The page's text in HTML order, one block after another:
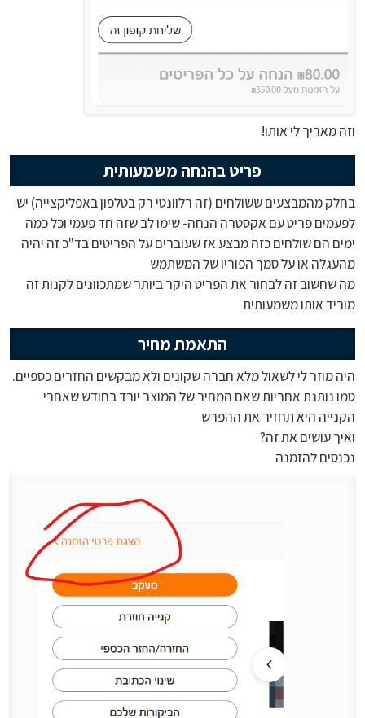
וזה מאריך לי אותו!
פריט בהנחה משמעותית
בחלק מהמבצעים ששולחים (זה רלוונטי רק בטלפון באפליקצייה) יש
לפעמים פריט עם אקסטרה הנחה- שימו לב שזה חד פעמי וכל כמה
ימים הם שולחים כזה מבצע אז שעוברים על הפריטים בד"כ זה יהיה
מהעגלה או על סמך הפוריו של המשתמש
מה שחשוב זה לבחור את הפריט היקר ביותר שמתכוונים לקנות זה
מוריד אותו משמעותית
התאמת מחיר
היה מוזר לי לשאול מלא חברה שקונים ולא מבקשים החזרים כספיים.
טמו נותנת אחריות שאם המחיר של המוצר יורד בחודש שאחרי
הקנייה היא תחזיר את ההפרש
ואיך עושים את זה?
נכנסים להזמנה